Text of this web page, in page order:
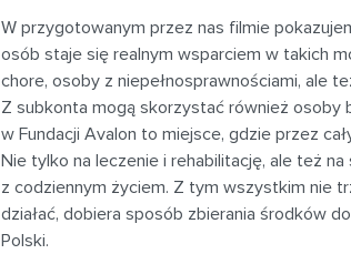
W przygotowanym przez nas filmie
osób staje się realnym wsparciem w takich
chore, osoby z niepełnosprawnościami, ale
Z subkonta mogą skorzystać również osoby
w Fundacji Avalon to miejsce, gdzie przez
Nie tylko na leczenie i rehabilitację, ale też
z codziennym życiem. Z tym wszystkim nie
działać, dobiera sposób zbierania środków
Polski.